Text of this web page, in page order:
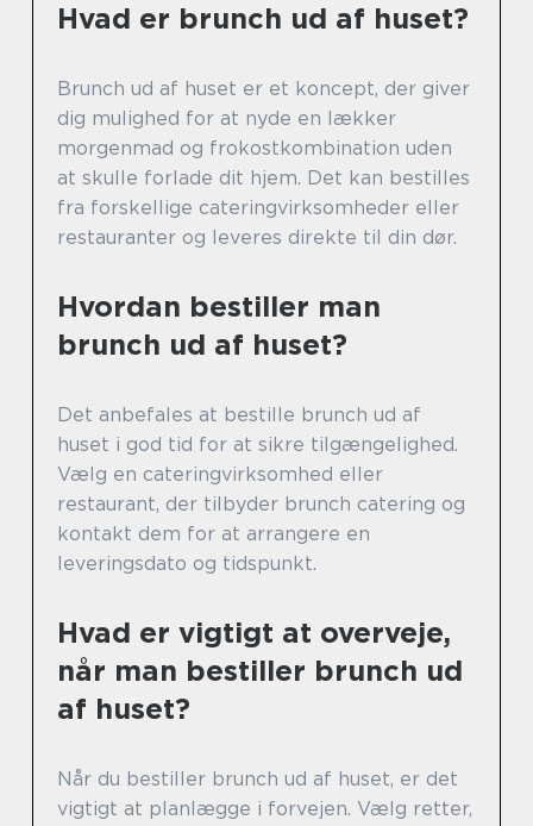
Hvad er brunch ud af huset?
Brunch ud af huset er et koncept, der giver
dig mulighed for at nyde en lækker
morgenmad og frokostkombination uden
at skulle forlade dit hjem. Det kan bestilles
fra forskellige cateringvirksomheder eller
restauranter og leveres direkte til din dør.
Hvordan bestiller man
brunch ud af huset?
Det anbefales at bestille brunch ud af
huset i god tid for at sikre tilgængelighed.
Vælg en cateringvirksomhed eller
restaurant, der tilbyder brunch catering og
kontakt dem for at arrangere en
leveringsdato og tidspunkt.
Hvad er vigtigt at overveje,
når man bestiller brunch ud
af huset?
Når du bestiller brunch ud af huset, er det
vigtigt at planlægge i forvejen. Vælg retter,